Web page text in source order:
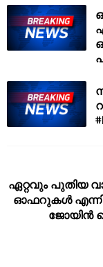
ഏറ്റവും പുതിയ
ഓഫറുകള്‍
ജോയിന്‍